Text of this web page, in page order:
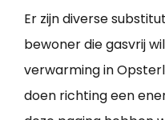
Er zijn diverse
bewoner die gasvrij
verwarming in
doen richting een